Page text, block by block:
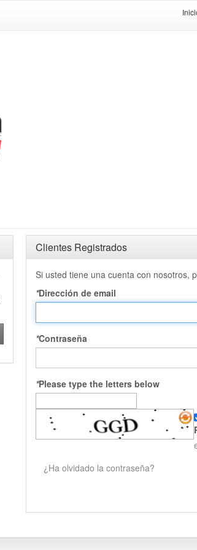
Clientes Registrados
Si usted tiene una cuenta con nosotros,
*Dirección de email
*Contraseña
*Please type the letters below
¿Ha olvidado la contraseña?